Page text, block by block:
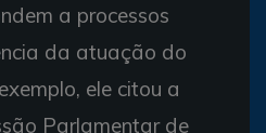
a processos
da atuação do
ele citou a
Parlamentar de